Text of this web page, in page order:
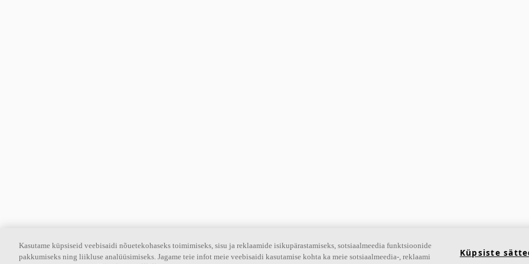
Kasutame küpsiseid veebisaidi nõuetekohaseks toimimiseks, sisu ja reklaamide isikupärastamiseks, sotsiaalmeedia funktsioonide
pakkumiseks ning liikluse analüüsimiseks. Jagame teie infot meie veebisaidi kasutamise kohta ka meie sotsiaalmeedia-, reklaami
Küpsiste